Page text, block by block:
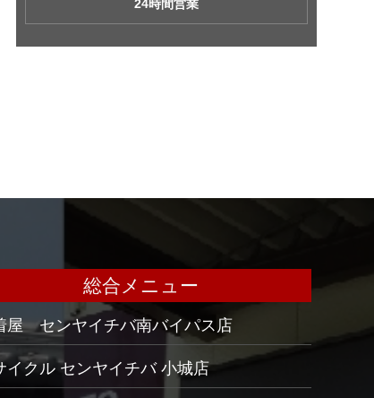
24時間営業
総合メニュー
屋 センヤイチバ南バイパス店
イクル センヤイチバ 小城店